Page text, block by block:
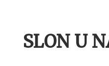
SLON U